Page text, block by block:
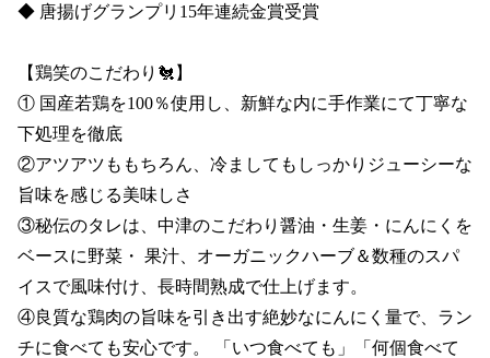
◆ 唐揚げグランプリ15年連続金賞受賞
【鶏笑のこだわり🐔】
① 国産若鶏を100％使用し、新鮮な内に手作業にて丁寧な
下処理を徹底
②アツアツももちろん、冷ましてもしっかりジューシーな
旨味を感じる美味しさ
③秘伝のタレは、中津のこだわり醤油・生姜・にんにくを
ベースに野菜・ 果汁、オーガニックハーブ＆数種のスパ
イスで風味付け、長時間熟成で仕上げます。
④良質な鶏肉の旨味を引き出す絶妙なにんにく量で、ラン
チに食べても安心です。 「いつ食べても」「何個食べて